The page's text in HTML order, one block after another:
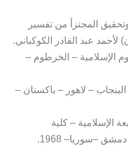
المجتزأ من تفسير
لأحمد عبد القادر الكوكباني.
الإسلامية – الخرطوم –
– لاهور – باكستان –
الإسلامية – كلية
–سوريا– 1968.